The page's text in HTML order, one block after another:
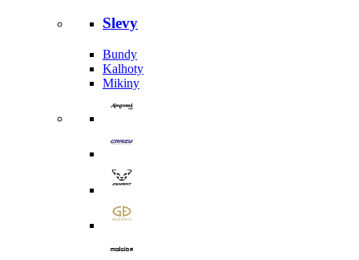
Slevy
Bundy
Kalhoty
Mikiny